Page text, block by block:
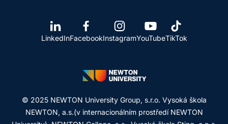
LinkedInFacebookInstagramYouTubeTikTok
© 2025 NEWTON University Group, s.r.o. Vysoká škola
NEWTON, a.s.(v internacionálním prostředí NEWTON